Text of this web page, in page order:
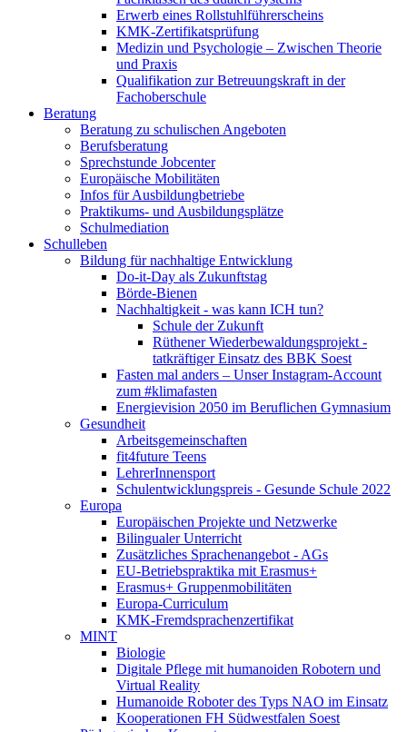
Erwerb eines Rollstuhlführerscheins
KMK-Zertifikatsprüfung
Medizin und Psychologie – Zwischen Theorie
und Praxis
Qualifikation zur Betreuungskraft in der
Fachoberschule
Beratung
Beratung zu schulischen Angeboten
Berufsberatung
Sprechstunde Jobcenter
Europäische Mobilitäten
Infos für Ausbildungbetriebe
Praktikums- und Ausbildungsplätze
Schulmediation
Schulleben
Bildung für nachhaltige Entwicklung
Do-it-Day als Zukunftstag
Börde-Bienen
Nachhaltigkeit - was kann ICH tun?
Schule der Zukunft
Rüthener Wiederbewaldungsprojekt -
tatkräftiger Einsatz des BBK Soest
Fasten mal anders – Unser Instagram-Account
zum #klimafasten
Energievision 2050 im Beruflichen Gymnasium
Gesundheit
Arbeitsgemeinschaften
fit4future Teens
LehrerInnensport
Schulentwicklungspreis - Gesunde Schule 2022
Europa
Europäischen Projekte und Netzwerke
Bilingualer Unterricht
Zusätzliches Sprachenangebot - AGs
EU-Betriebspraktika mit Erasmus+
Erasmus+ Gruppenmobilitäten
Europa-Curriculum
KMK-Fremdsprachenzertifikat
MINT
Biologie
Digitale Pflege mit humanoiden Robotern und
Virtual Reality
Humanoide Roboter des Typs NAO im Einsatz
Kooperationen FH Südwestfalen Soest